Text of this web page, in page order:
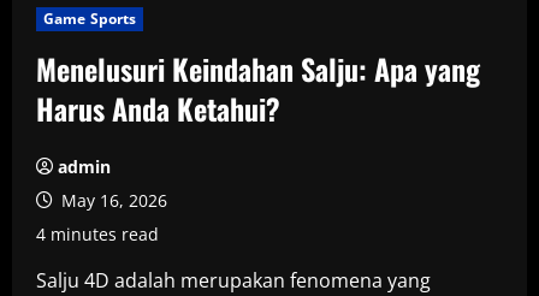
Game Sports
Menelusuri Keindahan Salju: Apa yang
Harus Anda Ketahui?
admin
May 16, 2026
4 minutes read
Salju 4D adalah merupakan fenomena yang